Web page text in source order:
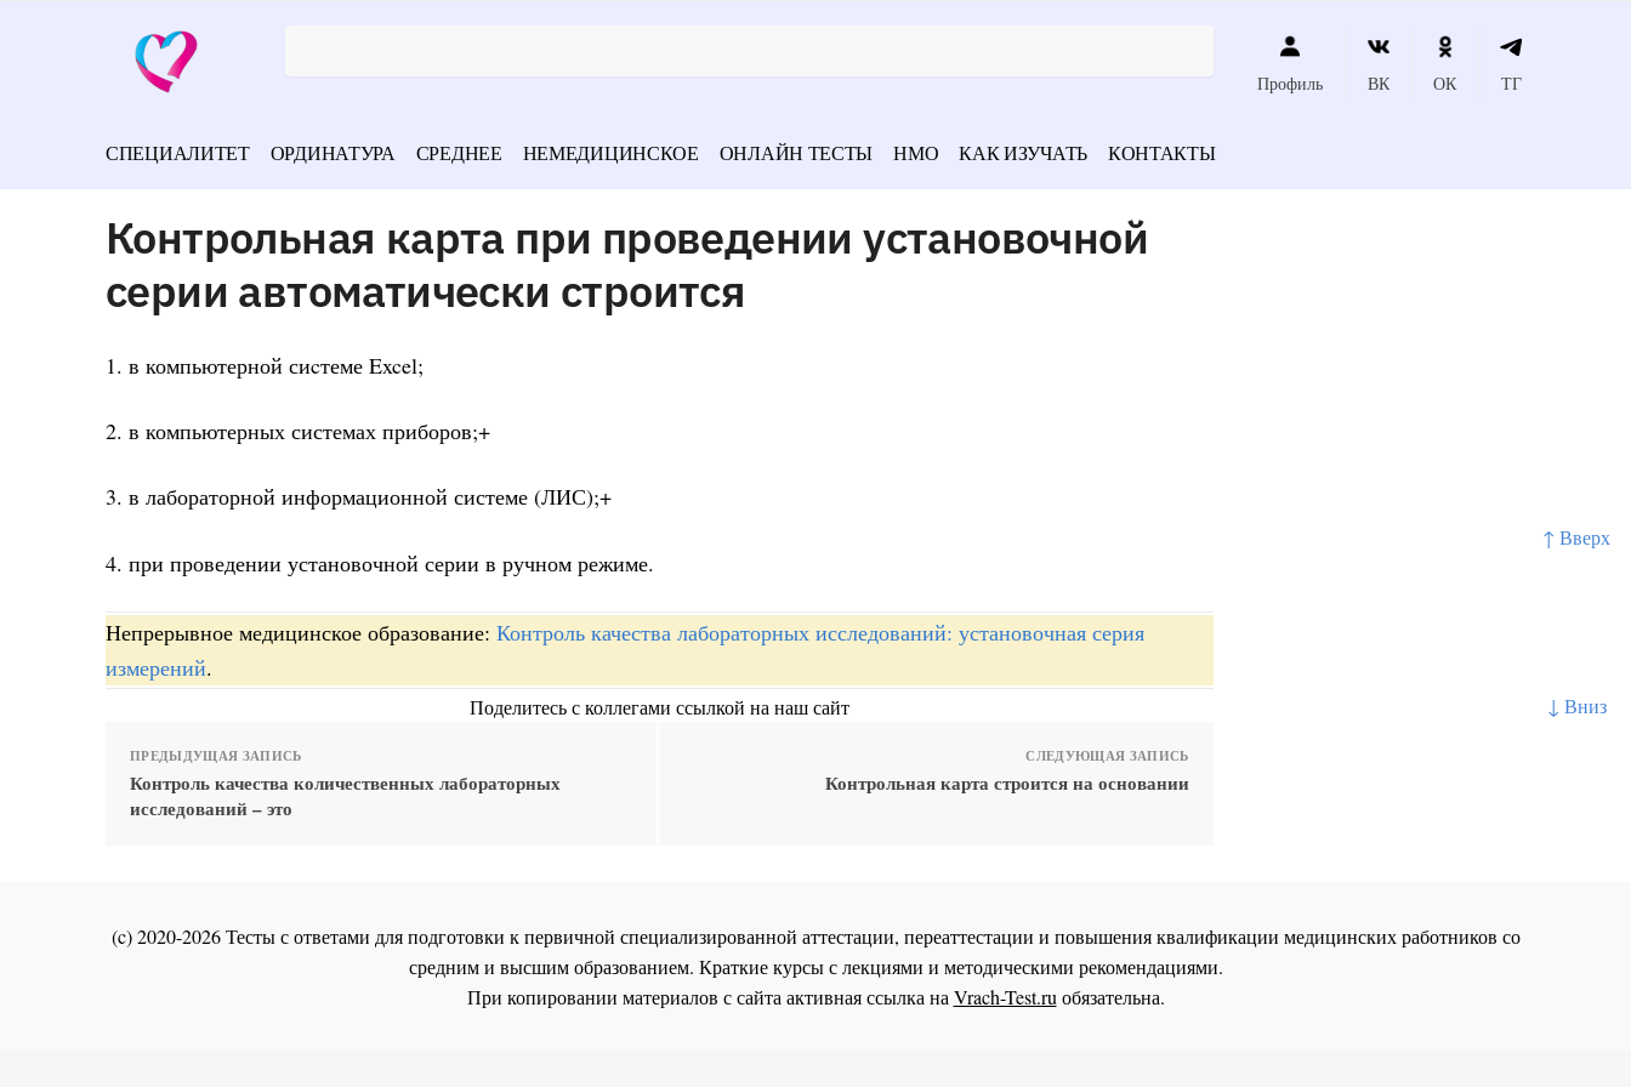
↑ Вверх
↓ Вниз
Профиль ВК ОК ТГ
СПЕЦИАЛИТЕТ ОРДИНАТУРА СРЕДНЕЕ НЕМЕДИЦИНСКОЕ ОНЛАЙН ТЕСТЫ НМО КАК ИЗУЧАТЬ КОНТАКТЫ
Контрольная карта при проведении установочной
серии автоматически строится
1. в компьютерной сиcтеме Excel;
2. в компьютерных системах приборов;+
3. в лабораторной информационной системе (ЛИС);+
4. при проведении установочной серии в ручном режиме.
Непрерывное медицинское образование: Контроль качества лабораторных исследований: установочная серия
измерений.
Поделитесь с коллегами ссылкой на наш сайт
ПРЕДЫДУЩАЯ ЗАПИСЬ
Контроль качества количественных лабораторных
исследований – это
СЛЕДУЮЩАЯ ЗАПИСЬ
Контрольная карта строится на основании
(c) 2020-2026 Тесты с ответами для подготовки к первичной специализированной аттестации, переаттестации и повышения квалификации медицинских работников со
средним и высшим образованием. Краткие курсы с лекциями и методическими рекомендациями.
При копировании материалов с сайта активная ссылка наVrach-Test.ruобязательна.